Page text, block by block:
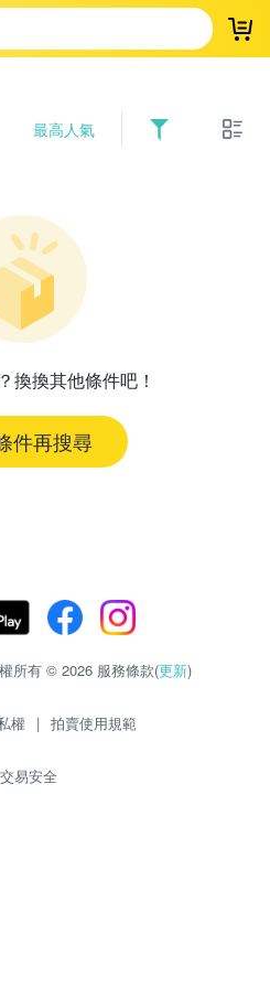
登
最高人氣
換換其他條件吧！
件再搜尋
所有 © 2026 服務條款(更新)
權 | 拍賣使用規範
交易安全